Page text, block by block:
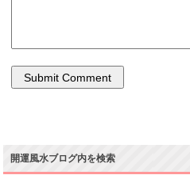
開運風水ブログ内を検索